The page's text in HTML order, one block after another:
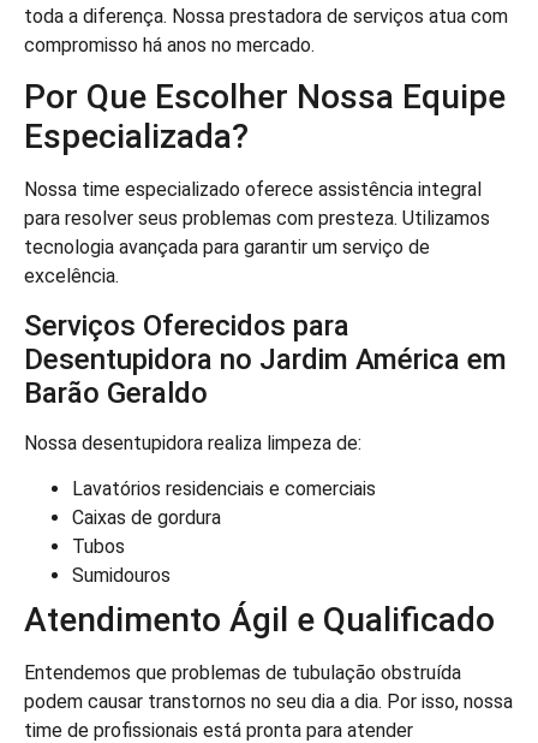
toda a diferença. Nossa prestadora de serviços atua com
compromisso há anos no mercado.
Por Que Escolher Nossa Equipe
Especializada?
Nossa time especializado oferece assistência integral
para resolver seus problemas com presteza. Utilizamos
tecnologia avançada para garantir um serviço de
excelência.
Serviços Oferecidos para
Desentupidora no Jardim América em
Barão Geraldo
Nossa desentupidora realiza limpeza de:
Lavatórios residenciais e comerciais
Caixas de gordura
Tubos
Sumidouros
Atendimento Ágil e Qualificado
Entendemos que problemas de tubulação obstruída
podem causar transtornos no seu dia a dia. Por isso, nossa
time de profissionais está pronta para atender